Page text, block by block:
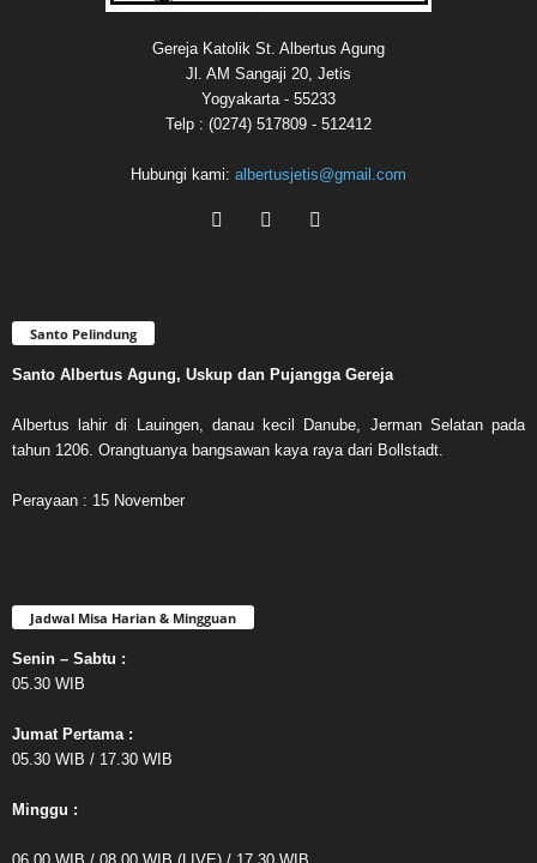
Gereja Katolik St. Albertus Agung
Jl. AM Sangaji 20, Jetis
Yogyakarta - 55233
Telp : (0274) 517809 - 512412
Hubungi kami: albertusjetis@gmail.com
Santo Pelindung
Santo Albertus Agung, Uskup dan Pujangga Gereja
Albertus lahir di Lauingen, danau kecil Danube, Jerman Selatan pada
tahun 1206. Orangtuanya bangsawan kaya raya dari Bollstadt.
Perayaan : 15 November
Jadwal Misa Harian & Mingguan
Senin – Sabtu :
05.30 WIB
Jumat Pertama :
05.30 WIB / 17.30 WIB
Minggu :